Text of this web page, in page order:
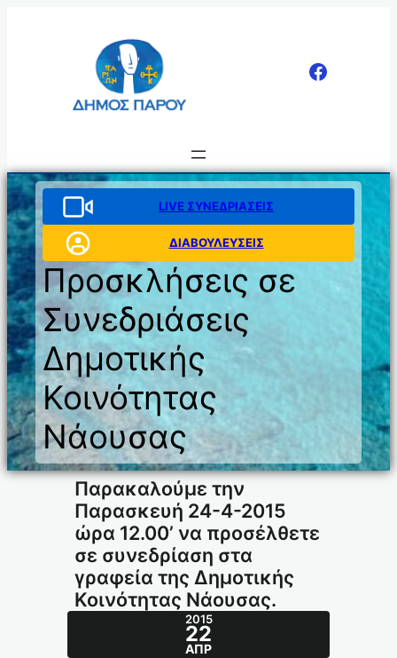
LIVE ΣΥΝΕΔΡΙΑΣΕΙΣ
ΔΙΑΒΟΥΛΕΥΣΕΙΣ
Προσκλήσεις σε
Συνεδριάσεις
Δημοτικής
Κοινότητας
Νάουσας
Παρακαλούμε την
Παρασκευή 24-4-2015
ώρα 12.00’ να προσέλθετε
σε συνεδρίαση στα
γραφεία της Δημοτικής
Κοινότητας Νάουσας.
2015
22
ΑΠΡ